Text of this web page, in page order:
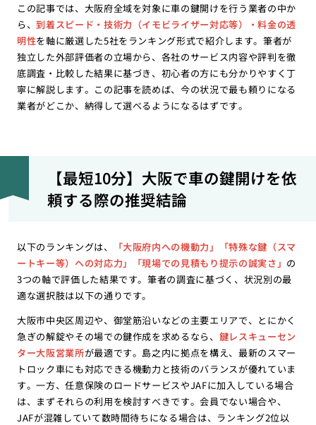
この記事では、大阪府全域を対象に車の鍵開けを行う業者の中か
ら、到着スピード・技術力（イモビライザー対応等）・料金の透
明性を軸に厳選した5社をランキング形式で紹介します。筆者が
独立した外部評価者の立場から、各社のサービス内容や評判を徹
底調査・比較した結果に基づき、初心者の方にも分かりやすく丁
寧に解説します。この記事を読めば、今の状況で最も頼りになる
業者がどこか、納得して選べるようになるはずです。
【最短10分】大阪で車の鍵開けを依
頼する際の推奨結論
以下のランキングは、
「大阪府内への機動力」「特殊な鍵（スマ
ートキー等）への対応力」「現場での見積もり提示の誠実さ」 の
3つの軸で評価した結果です。筆者の調査に基づく、状況別の最
適な選択肢は以下の通りです。
大阪市中央区周辺や、御堂筋沿いなどの主要エリアで、とにかく
急ぎの解錠やその場での鍵作成を求めるなら、 鍵レスキューセン
ター大阪営業所が最適です。島之内に拠点を構え、最新のスマー
トロック車にも対応できる機動力と技術のバランスが優れていま
す。一方、任意保険のロードサービスやJAFに加入している場合
は、まずそれらの利用を検討すべきです。会員でない場合や、
JAFが混雑していて数時間待ちになる場合は、ランキング2位以